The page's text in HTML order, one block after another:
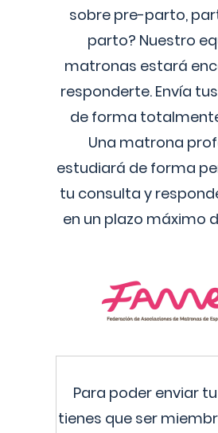
sobre pre-parto,
parto? Nuestro
matronas estará
responderte. Envía
de forma
Una matrona
estudiará de forma
tu consulta y
en un plazo máximo
Para poder enviar
tienes que ser